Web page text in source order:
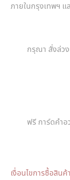
ภายในกรุงเทพฯ
กรุณา สั่งล่ว
ฟรี การ์ดคำ
เงื่อนไขการซื้อสินค้า